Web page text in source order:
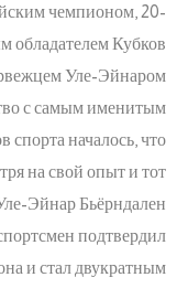
чемпионом, 20-
обладателем Кубков
Уле-Эйнаром
с самым именитым
спорта началось, что
на свой опыт и тот
Эйнар Бьёрндален
подтвердил
и стал двукратным